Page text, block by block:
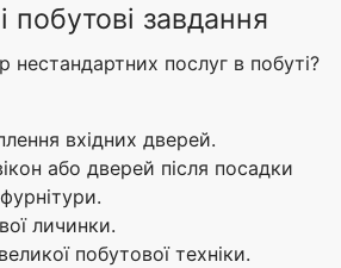
побутові завдання
нестандартних послуг в побуті?
вхідних дверей.
або дверей після посадки
личинки.
побутової техніки.